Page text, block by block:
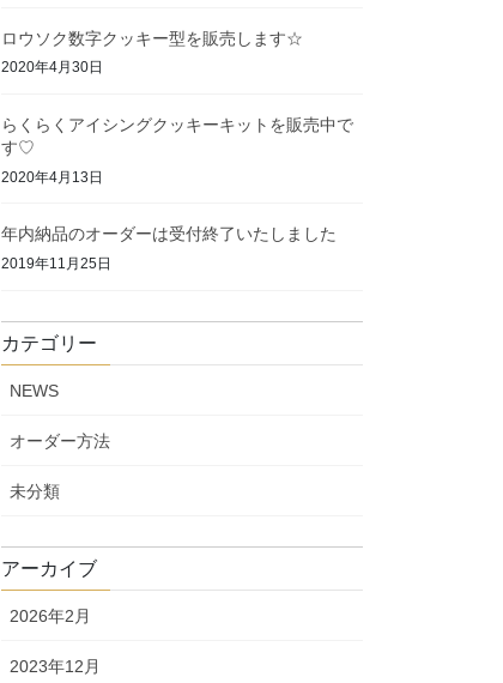
ロウソク数字クッキー型を販売します☆
2020年4月30日
らくらくアイシングクッキーキットを販売中で
す♡
2020年4月13日
年内納品のオーダーは受付終了いたしました
2019年11月25日
カテゴリー
NEWS
オーダー方法
未分類
アーカイブ
2026年2月
2023年12月